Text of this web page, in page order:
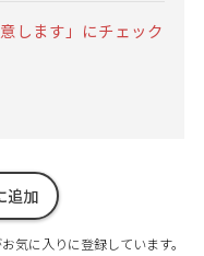
します」にチェック
追加
気に入りに登録しています。